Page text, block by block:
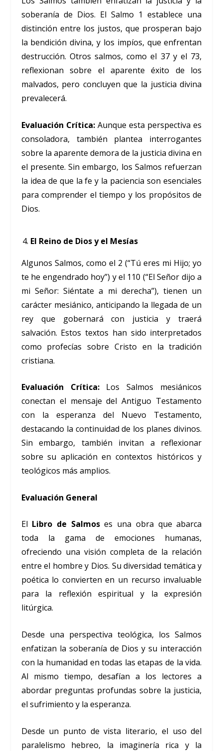
soberanía de Dios. El Salmo 1 establece una
distinción entre los justos, que prosperan bajo
la bendición divina, y los impíos, que enfrentan
destrucción. Otros salmos, como el 37 y el 73,
reflexionan sobre el aparente éxito de los
malvados, pero concluyen que la justicia divina
prevalecerá.
Evaluación Crítica:Aunque esta perspectiva es
consoladora, también plantea interrogantes
sobre la aparente demora de la justicia divina en
el presente. Sin embargo, los Salmos refuerzan
la idea de que la fe y la paciencia son esenciales
para comprender el tiempo y los propósitos de
Dios.
El Reino de Dios y el Mesías
Algunos Salmos, como el 2 (“Tú eres mi Hijo; yo
te he engendrado hoy”) y el 110 (“El Señor dijo a
mi Señor: Siéntate a mi derecha”), tienen un
carácter mesiánico, anticipando la llegada de un
rey que gobernará con justicia y traerá
salvación. Estos textos han sido interpretados
como profecías sobre Cristo en la tradición
cristiana.
Evaluación Crítica:Los Salmos mesiánicos
conectan el mensaje del Antiguo Testamento
con la esperanza del Nuevo Testamento,
destacando la continuidad de los planes divinos.
Sin embargo, también invitan a reflexionar
sobre su aplicación en contextos históricos y
teológicos más amplios.
Evaluación General
El Libro de Salmoses una obra que abarca
toda la gama de emociones humanas,
ofreciendo una visión completa de la relación
entre el hombre y Dios. Su diversidad temática y
poética lo convierten en un recurso invaluable
para la reflexión espiritual y la expresión
litúrgica.
Desde una perspectiva teológica, los Salmos
enfatizan la soberanía de Dios y su interacción
con la humanidad en todas las etapas de la vida.
Al mismo tiempo, desafían a los lectores a
abordar preguntas profundas sobre la justicia,
el sufrimiento y la esperanza.
Desde un punto de vista literario, el uso del
paralelismo hebreo, la imaginería rica y la